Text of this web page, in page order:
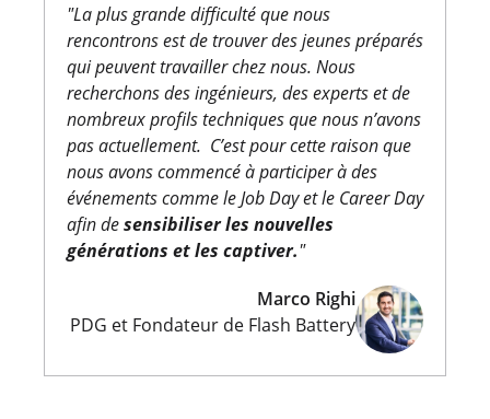
"La plus grande difficulté que nous
rencontrons est de trouver des jeunes préparés
qui peuvent travailler chez nous. Nous
recherchons des ingénieurs, des experts et de
nombreux profils techniques que nous n’avons
pas actuellement. C’est pour cette raison que
nous avons commencé à participer à des
événements comme le Job Day et le Career Day
afin desensibiliser les nouvelles
générations et les captiver."
Marco Righi
PDG et Fondateur de Flash Battery